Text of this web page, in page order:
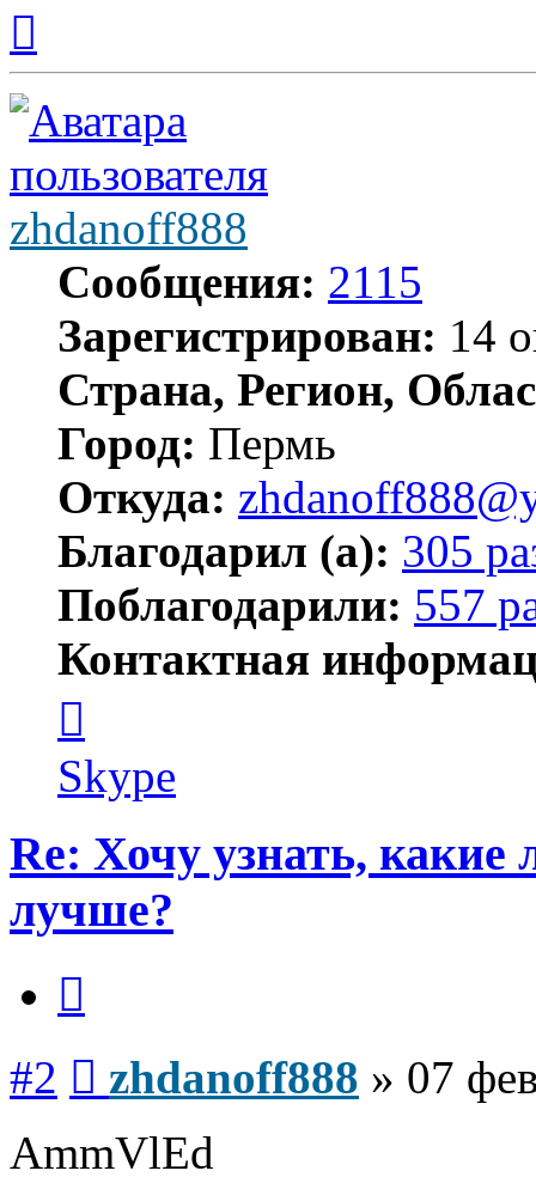
началу
zhdanoff888
Сообщения: 2115
Зарегистрирован: 14
Страна, Регион,
Город: Пермь
Откуда:
Благодарил (а): 305
Поблагодарили: 557
Контактная
пользователя
zhdanoff888
Skype
Re: Хочу узнать,
лучше?
#2 zhdanoff888 » 07
AmmVlEd